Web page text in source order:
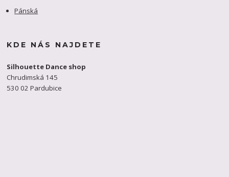
Pánská
KDE NÁS NAJDETE
Silhouette Dance shop
Chrudimská 145
530 02 Pardubice